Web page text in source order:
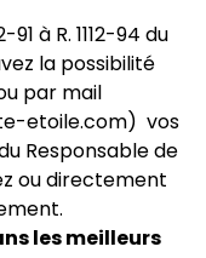
à R. 1112-94 du
la possibilité
par mail
etoile.com) vos
Responsable de
ou directement
les meilleurs